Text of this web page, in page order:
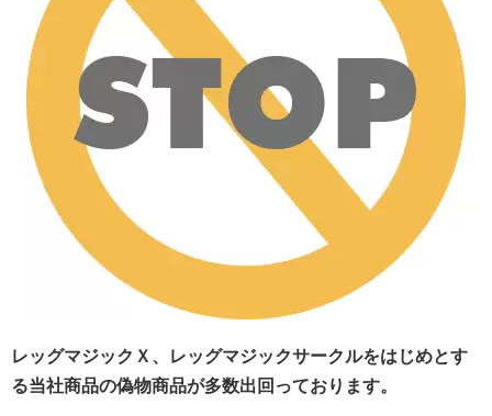
レッグマジックＸ、レッグマジックサークルをはじめとす
る当社商品の偽物商品が多数出回っております。